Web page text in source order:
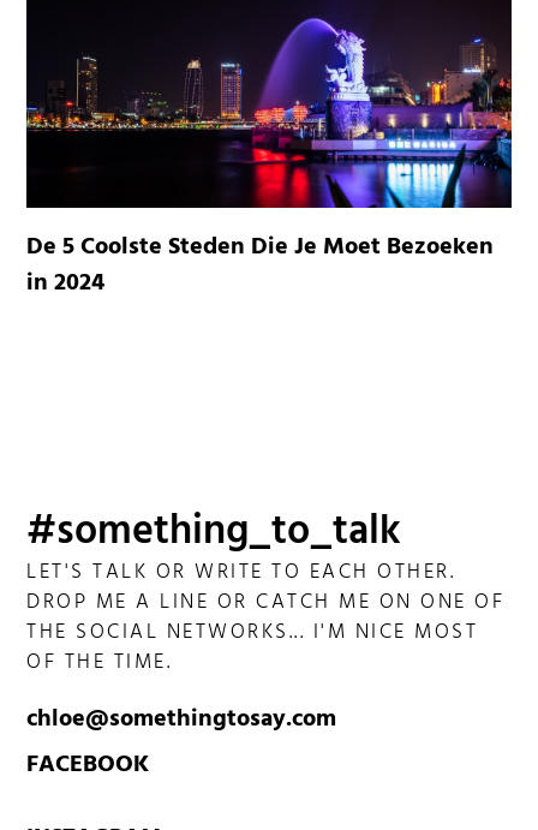
De 5 Coolste Steden Die Je Moet Bezoeken
in 2024
#something_to_talk
LET'S TALK OR WRITE TO EACH OTHER.
DROP ME A LINE OR CATCH ME ON ONE OF
THE SOCIAL NETWORKS... I'M NICE MOST
OF THE TIME.
chloe@somethingtosay.com
FACEBOOK